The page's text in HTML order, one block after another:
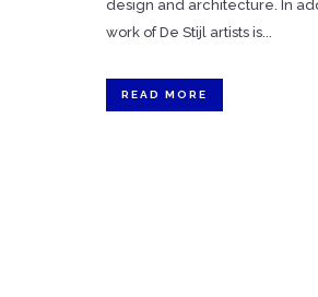
design and architecture. In
work of De Stijl artists is...
READ MORE